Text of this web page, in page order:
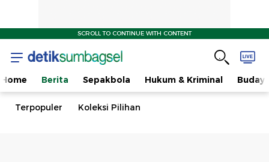
SCROLL TO CONTINUE WITH CONTENT
Home Berita Sepakbola Hukum & Kriminal
Terpopuler Koleksi Pilihan